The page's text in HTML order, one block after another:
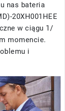
nas bateria
20XH001HEE
w ciągu 1/
momencie.
i